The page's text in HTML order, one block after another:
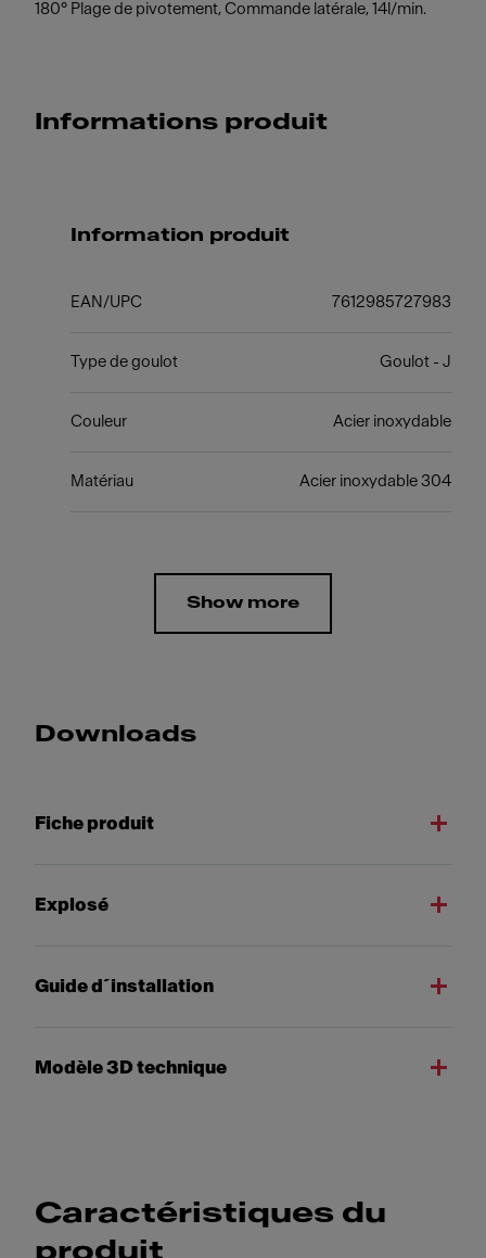
180° Plage de pivotement, Commande latérale, 14l/min.
Informations produit
Information produit
EAN/UPC 7612985727983
Type de goulot Goulot - J
Couleur Acier inoxydable
Matériau Acier inoxydable 304
Show more
Downloads
Fiche produit
Explosé
Guide d´installation
Modèle 3D technique
Caractéristiques du
produit